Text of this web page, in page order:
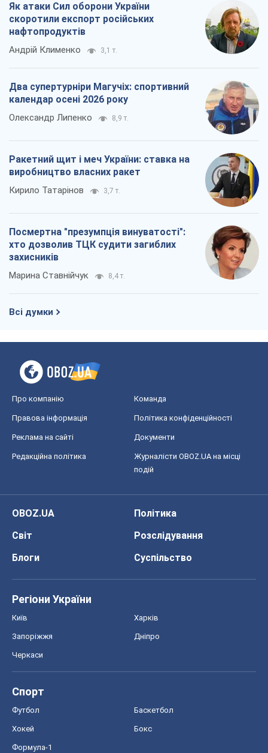
Як атаки Сил оборони України
скоротили експорт російських
нафтопродуктів
Андрій Клименко 3,1 т.
Два супертурніри Магучіх: спортивний
календар осені 2026 року
Олександр Липенко 8,9 т.
Ракетний щит і меч України: ставка на
виробництво власних ракет
Кирило Татарінов 3,7 т.
Посмертна "презумпція винуватості":
хто дозволив ТЦК судити загиблих
захисників
Марина Ставнійчук 8,4 т.
Всі думки
Про компанію Команда
Правова інформація Політика конфіденційності
Реклама на сайті Документи
Редакційна політика
Журналісти OBOZ.UA на місці
подій
OBOZ.UA
Політика
Світ
Розслідування
Блоги
Суспільство
Регіони України
Київ Харків
Запоріжжя Дніпро
Черкаси
Спорт
Футбол Баскетбол
Хокей Бокс
Формула-1